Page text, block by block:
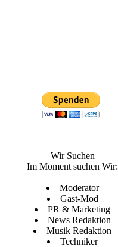
Wir Suchen
Im Moment suchen Wir:
Moderator
Gast-Mod
PR & Marketing
News Redaktion
Musik Redaktion
Techniker